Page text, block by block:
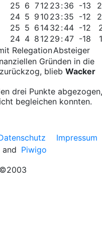
25 6 712 23 :36 -13
24 5 9 10 23 :35 -12
25 5 6 1432 :44 -12
24 4 8 12 29 : 47 -18
RelegationAbsteiger
Gründen in die
blieb Wacker
drei Punkte abgezogen,
begleichen konnten.
Impressum
and Piwigo
©2003